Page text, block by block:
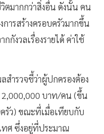
ตมากกว่าสิ่งอื่น ดังนั้น คน
ารสร้างครอบครัวมากขึ้น
กังวลเรื่องรายได้ ค่าใช้
สำรวจชี้ว่าผู้ปกครองต้อง
2,000,000 บาท/คน (ขึ้น
รัว) ขณะที่เมื่อเทียบกับ
ทศ ซึ่งอยู่ที่ประมาณ